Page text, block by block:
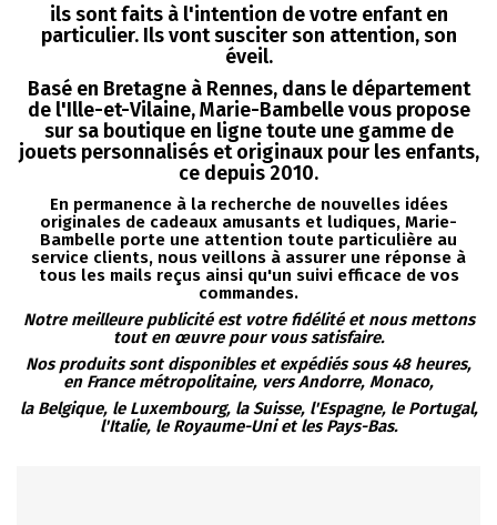
ils sont faits à l'intention de votre enfant en
particulier. Ils vont susciter son attention, son
éveil.
Basé en Bretagne à Rennes, dans le département
de l'Ille-et-Vilaine, Marie-Bambelle vous propose
sur sa boutique en ligne toute une gamme de
jouetspersonnalisés et originaux pour les enfants,
ce depuis 2010.
En permanence à la recherche de nouvelles idées
originales de cadeaux amusants et ludiques, Marie-
Bambelle porte une attention toute particulière au
service clients, nous veillons à assurer une réponse à
tous les mails reçus ainsi qu'un suivi efficace de vos
commandes.
Notre meilleure publicité est votre fidélité et nous mettons
tout en œuvre pour vous satisfaire.
Nos produits sont disponibles et expédiés sous 48 heures,
en France métropolitaine, vers Andorre, Monaco,
la Belgique, le Luxembourg, la Suisse, l'Espagne, le Portugal,
l'Italie, le Royaume-Uni et les Pays-Bas.